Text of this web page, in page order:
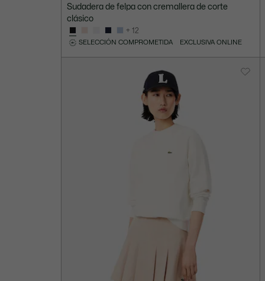
Sudadera de felpa con cremallera de corte
clásico
+ 12
SELECCIÓN COMPROMETIDA EXCLUSIVA ONLINE